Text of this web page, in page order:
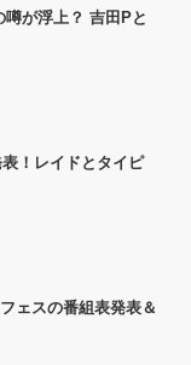
が浮上？ 吉田Pと
！レイドとタイピ
ェスの番組表発表＆